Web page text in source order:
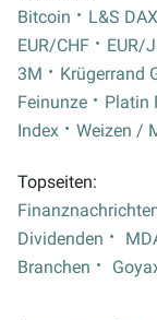
Bitcoin
L&S
EUR/CHF
EUR/
3M
Krügerrand
Feinunze
Platin
Index
Weizen /
Topseiten:
Dividenden
Branchen